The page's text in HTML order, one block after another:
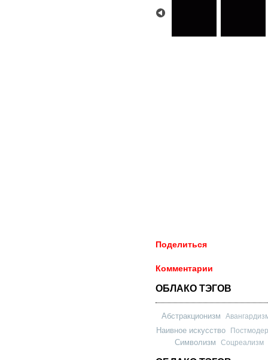
Поделиться
Комментарии
ОБЛАКО ТЭГОВ
Абстракционизм
Наивное искусство
Символизм Соцреализм